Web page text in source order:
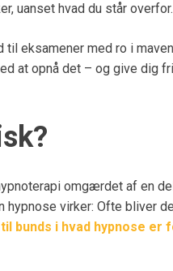
uanset hvad du står overfor.
til eksamener med ro i
at opnå det – og give dig
omgærdet af en
hypnose virker: Ofte bliver
bunds i hvad hypnose